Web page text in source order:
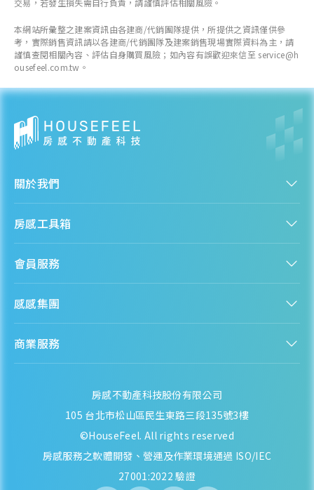
近一年成交單價
33.44萬元/坪
- 27.67%
近一年成交單價
27.32
- 14.14%
107期重劃區
近一年成交單價
各季房價趨勢
交易，若發生損失需自行負責，請謹慎評估相關風險。
本網站所彙整之建案資訊由各建商/代銷團隊提供，所提供之資訊僅供參
考，實際銷售資訊請以各建商/代銷團隊及建案銷售現場實際資料為主，請
謹慎查閱相關內容、評估自身購買風險；如內容有誤歡迎來信至 service@h
ousefeel.com.tw。
關於我們
人才招募
隱私政策
資訊安全政策
聯絡我們
房感工具箱
購屋能力試算
熱門區域分析
房產知識庫
會員服務
會員專區
感感集團
房感 HouseFeel
檬檬商城 Lemongrocery
商業服務
房感不動產科技股份有限公司
105 台北市松山區民生東路三段135號3樓
©HouseFeel. All rights reserved
房感服務之軟體開發、營運及作業環境通過 ISO/IEC
27001:2022 驗證